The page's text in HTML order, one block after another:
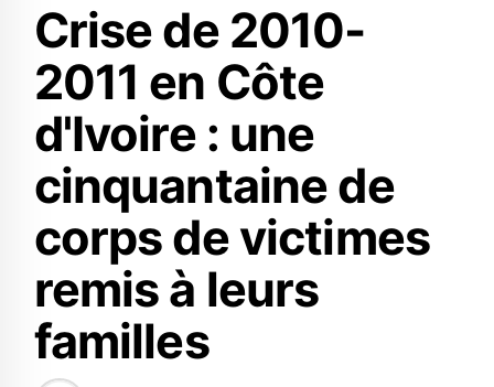
Crise de 2010-
2011 en Côte
d'Ivoire : une
cinquantaine de
corps de victimes
remis à leurs
familles